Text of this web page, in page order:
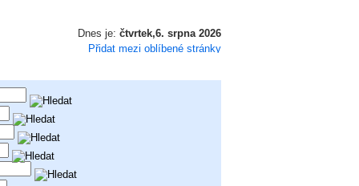
Dnes je: čtvrtek,6. srpna 2026
Přidat mezi oblíbené stránky